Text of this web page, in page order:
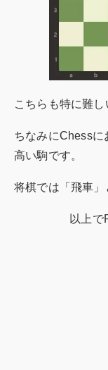
こちらも特に難し
ちなみにChessに
高い駒です。
将棋では「飛車」
以上で